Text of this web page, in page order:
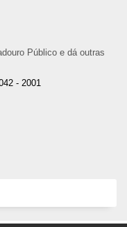
Público e dá outras
- 2001